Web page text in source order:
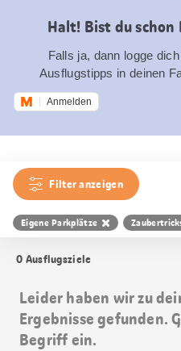
Halt! Bist du
Falls ja, dann logge
Ausflugstipps in deinen
Anmelden
Filter anzeigen
Eigene Parkplätze
0 Ausflugsziele
Leider haben wir zu
Ergebnisse gefunden.
Begriff ein.